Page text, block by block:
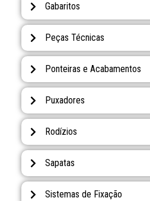
Gabaritos
Peças Técnicas
Ponteiras e Acabamentos
Puxadores
Rodízios
Sapatas
Sistemas de Fixação